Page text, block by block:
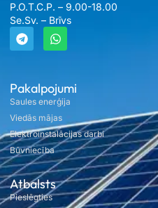
Pakalpojumi
Saules enerģija
Viedās mājas
Elektroinstalācijas darbi
Būvniecība
Atbalsts
Pieslēgties
P.O.T.C.P. – 9.00-18.00
Se.Sv. – Brīvs